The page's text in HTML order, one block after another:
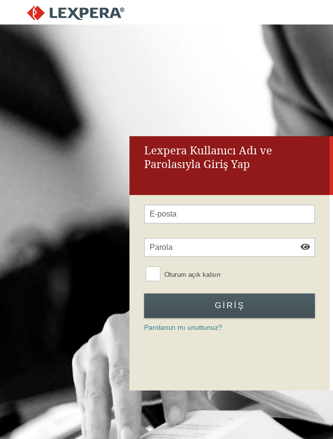
Lexpera Kullanıcı Adı ve
Parolasıyla Giriş Yap
Oturum açık kalsın
GIRIŞ
Parolanızı mı unuttunuz?